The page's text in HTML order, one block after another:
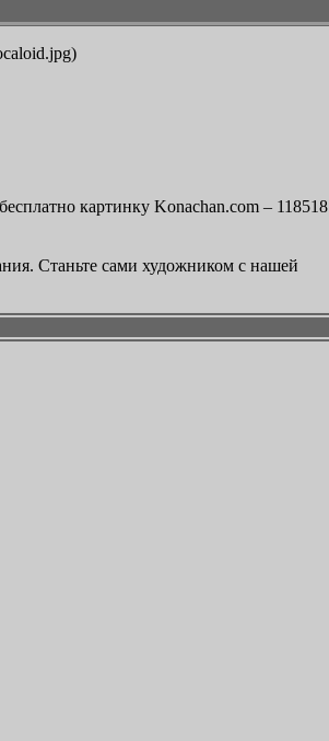
картинку Konachan.com – 118518
Станьте сами художником с нашей